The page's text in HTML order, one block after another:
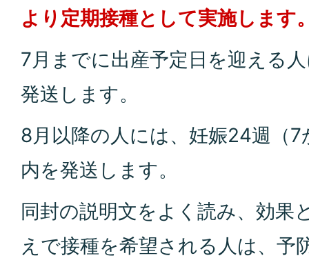
より定期接種として実施します
7月までに出産予定日を迎える
発送します。
8月以降の人には、妊娠24週（
内を発送します。
同封の説明文をよく読み、効果
えで接種を希望される人は、予